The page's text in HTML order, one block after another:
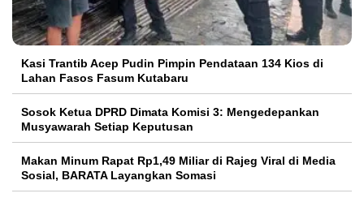
Kasi Trantib Acep Pudin Pimpin Pendataan 134 Kios di
Lahan Fasos Fasum Kutabaru
Sosok Ketua DPRD Dimata Komisi 3: Mengedepankan
Musyawarah Setiap Keputusan
Makan Minum Rapat Rp1,49 Miliar di Rajeg Viral di Media
Sosial, BARATA Layangkan Somasi